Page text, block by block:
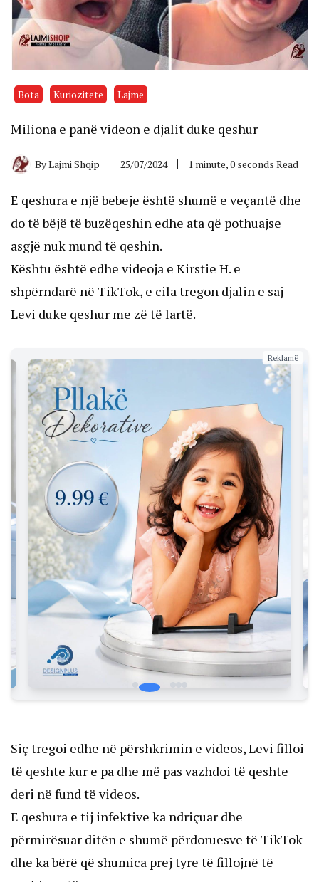
Bota Kuriozitete Lajme
Miliona e panë videon e djalit duke qeshur
ByLajmi Shqip 25/07/2024 1 minute, 0 seconds Read
E qeshura e një bebeje është shumë e veçantë dhe
do të bëjë të buzëqeshin edhe ata që pothuajse
asgjë nuk mund të qeshin.
Kështu është edhe videoja e Kirstie H. e
shpërndarë në TikTok, e cila tregon djalin e saj
Levi duke qeshur me zë të lartë.
Reklamë
Siç tregoi edhe në përshkrimin e videos, Levi filloi
të qeshte kur e pa dhe më pas vazhdoi të qeshte
deri në fund të videos.
E qeshura e tij infektive ka ndriçuar dhe
përmirësuar ditën e shumë përdoruesve të TikTok
dhe ka bërë që shumica prej tyre të fillojnë të